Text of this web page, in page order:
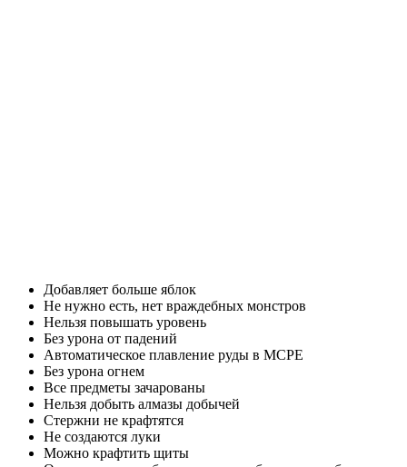
Добавляет больше яблок
Не нужно есть, нет враждебных монстров
Нельзя повышать уровень
Без урона от падений
Автоматическое плавление руды в MCPE
Без урона огнем
Все предметы зачарованы
Нельзя добыть алмазы добычей
Стержни не крафтятся
Не создаются луки
Можно крафтить щиты